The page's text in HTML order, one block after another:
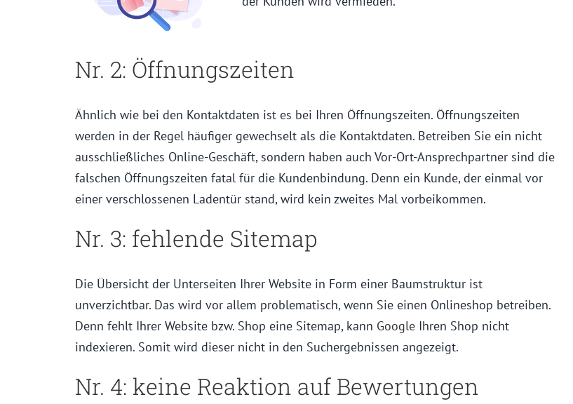
Nr. 2: Öffnungszeiten
Ähnlich wie bei den Kontaktdaten ist es bei Ihren Öffnungszeiten. Öffnungszeiten
werden in der Regel häufiger gewechselt als die Kontaktdaten. Betreiben Sie ein nicht
ausschließliches Online-Geschäft, sondern haben auch Vor-Ort-Ansprechpartner sind die
falschen Öffnungszeiten fatal für die Kundenbindung. Denn ein Kunde, der einmal vor
einer verschlossenen Ladentür stand, wird kein zweites Mal vorbeikommen.
Nr. 3: fehlende Sitemap
Die Übersicht der Unterseiten Ihrer Website in Form einer Baumstruktur ist
unverzichtbar. Das wird vor allem problematisch, wenn Sie einen Onlineshop betreiben.
Denn fehlt Ihrer Website bzw. Shop eine Sitemap, kann Google Ihren Shop nicht
indexieren. Somit wird dieser nicht in den Suchergebnissen angezeigt.
Nr. 4: keine Reaktion auf Bewertungen